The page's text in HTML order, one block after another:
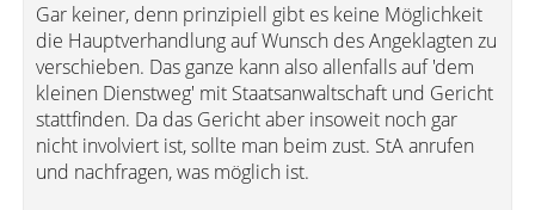
Gar keiner, denn prinzipiell gibt es keine Möglichkeit
die Hauptverhandlung auf Wunsch des Angeklagten zu
verschieben. Das ganze kann also allenfalls auf 'dem
kleinen Dienstweg' mit Staatsanwaltschaft und Gericht
stattfinden. Da das Gericht aber insoweit noch gar
nicht involviert ist, sollte man beim zust. StA anrufen
und nachfragen, was möglich ist.